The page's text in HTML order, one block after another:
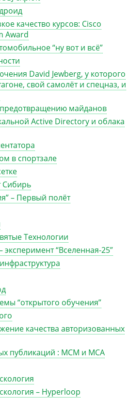
качество курсов: Cisco
Award
“ну вот и всё”
David Jewberg, у которого
свой самолёт и спецназ, и
майданов
Active Directory и облака
в спортзале
Сибирь
– Первый полёт
Технологии
“Вселенная-25”
“открытого обучения”
качества авторизованных
публикаций : MCM и MCA
– Hyperloop